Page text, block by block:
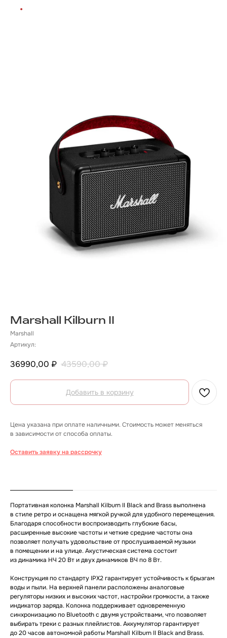
Marshall Kilburn II
Marshall
Артикул:
36990,00 ₽ 43590,00₽
Добавить в корзину
Цена указана при оплате наличными. Стоимость может меняться
в зависимости от способа оплаты.
Оставить заявку на рассрочку
Портативная колонка Marshall Kilburn II Black and Brass выполнена
в стиле ретро и оснащена мягкой ручкой для удобного перемещения.
Благодаря способности воспроизводить глубокие басы,
расширенные высокие частоты и четкие средние частоты она
позволяет получать удовольствие от прослушиваемой музыки
в помещении и на улице. Акустическая система состоит
из динамика НЧ 20 Вт и двух динамиков ВЧ по 8 Вт.
Конструкция по стандарту IPX2 гарантирует устойчивость к брызгам
воды и пыли. На верхней панели расположены аналоговые
регуляторы низких и высоких частот, настройки громкости, а также
индикатор заряда. Колонка поддерживает одновременную
синхронизацию по Bluetooth с двумя устройствами, что позволяет
выбирать треки с разных плейлистов. Аккумулятор гарантирует
до 20 часов автономной работы Marshall Kilburn II Black and Brass.
Оставить заявку
Мы можем специально для вас
заказать необходимое устройство.
Для этого оставьте заявку на сайте
и наш менеджер свяжется с вами
Доставка осуществляется
в кратчайшие сроки — всего 2−4 дня.
(Подробнее у менеджера)
ЕСЛИ ВЫНЕ НАШЛИ
В КАТАЛОГЕТО, ЧТО
НУЖНО?